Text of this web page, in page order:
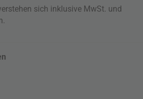
sich inklusive MwSt. und